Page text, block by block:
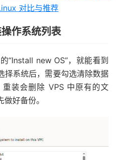
对比与推荐
作系统列表
“Install new OS”，就能看到
择系统后，需要勾选清除数据
装会删除 VPS 中原有的文
好备份。